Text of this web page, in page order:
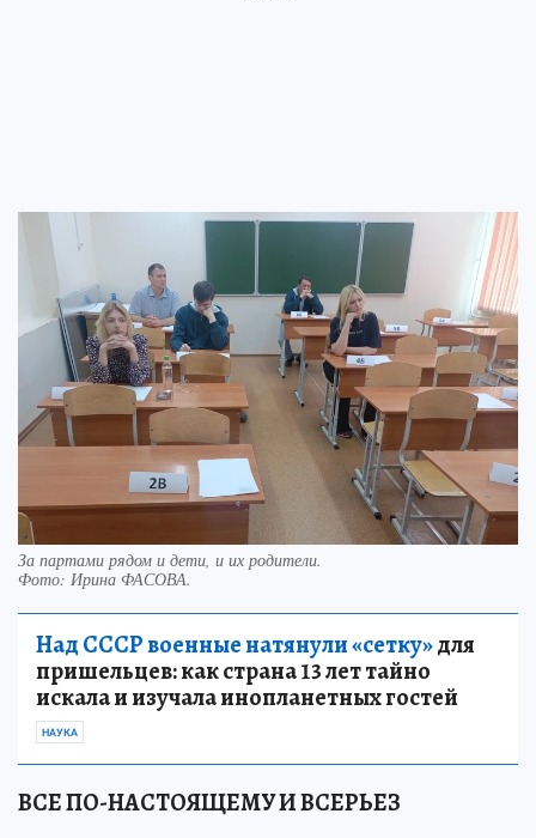
За партами рядом и дети, и их родители.
Фото: Ирина ФАСОВА.
Над СССР военные натянули «сетку»для
пришельцев: как страна 13 лет тайно
искала и изучала инопланетных гостей
НАУКА
ВСЕ ПО-НАСТОЯЩЕМУ И ВСЕРЬЕЗ